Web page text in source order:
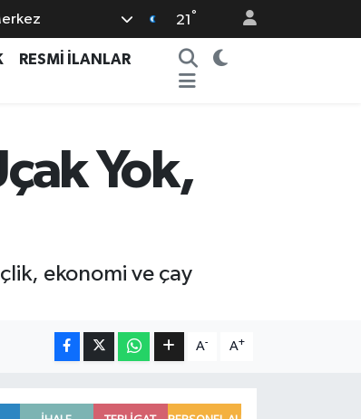
21 °
RESMİ İLANLAR
Yok,
ekonomi ve çay
A- A+